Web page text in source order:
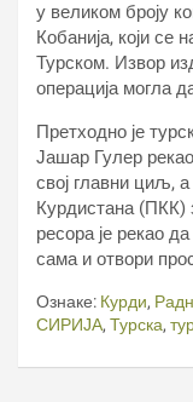
у великом броју
Кобанија, који се
Турском. Извор
операција могла
Претходно је
Јашар Гулер
свој главни циљ, а
Курдистана
ресора је рекао
сама и отвори
Ознаке: Курди,
СИРИЈА, Турска,